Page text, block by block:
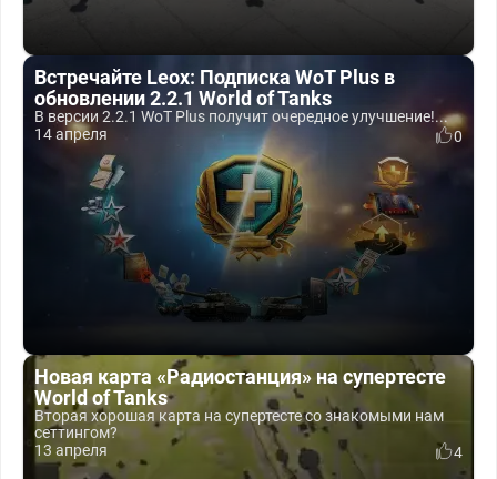
Встречайте Leox: Подписка WoT Plus в
обновлении 2.2.1 World of Tanks
В версии 2.2.1 WoT Plus получит очередное улучшение!...
14 апреля
0
Новая карта «Радиостанция» на супертесте
World of Tanks
Вторая хорошая карта на супертесте со знакомыми нам
сеттингом?
13 апреля
4